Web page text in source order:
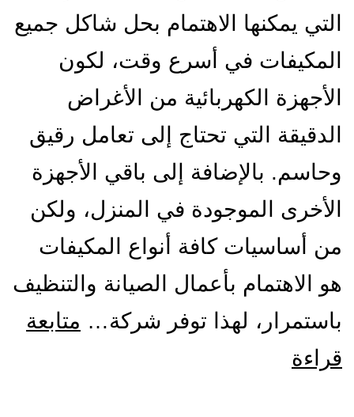
التي يمكنها الاهتمام بحل شاكل جميع
المكيفات في أسرع وقت، لكون
الأجهزة الكهربائية من الأغراض
الدقيقة التي تحتاج إلى تعامل رقيق
وحاسم. بالإضافة إلى باقي الأجهزة
الأخرى الموجودة في المنزل، ولكن
من أساسيات كافة أنواع المكيفات
هو الاهتمام بأعمال الصيانة والتنظيف
باستمرار، لهذا توفر شركة… متابعة
قراءة